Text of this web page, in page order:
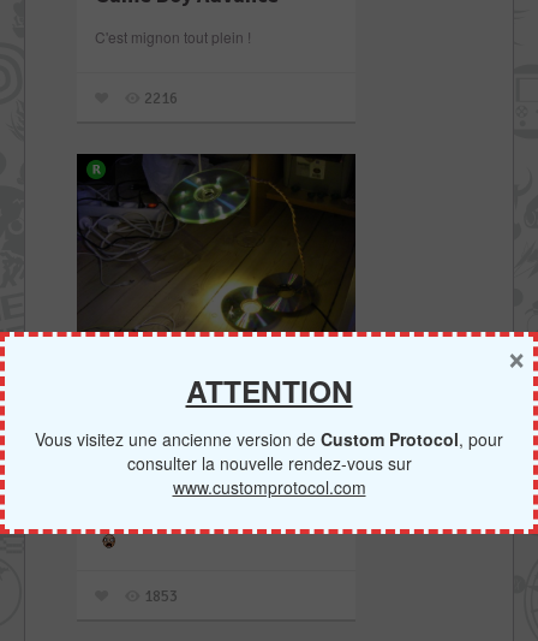
C'est mignon tout plein !
2216
CD ? En lampe, pardi !
Voilà une idée qui n'a jamais dû vous
passer par la tête, mais saviez-vous
qu'il était possible à l'aide de CD, LED
1853
ATTENTION
Vous visitez une ancienne version de Custom Protocol, pour
consulter la nouvelle rendez-vous sur
www.customprotocol.com
×